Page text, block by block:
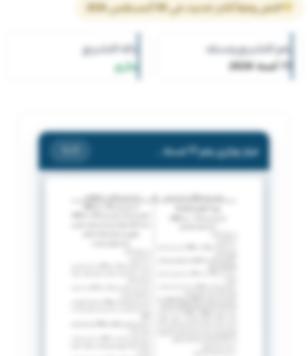
النص وفقاً لآخر تحديث في 08 أغسطس 2026
رقم التشريع وسنته
17 لسنة 2026
حالة التشريع
ساري